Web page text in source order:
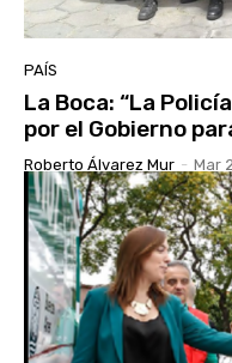
PAÍS
La Boca: “La
por el Gobierno
Roberto Álvarez Mur - Mar